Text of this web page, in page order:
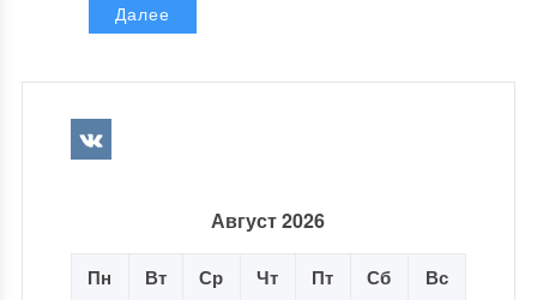
Далее
Август 2026
Пн Вт Ср Чт Пт Сб Вс